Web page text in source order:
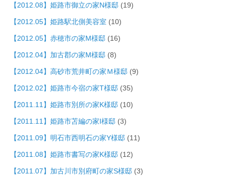
【2012.08】姫路市御立の家N様邸 (19)
【2012.05】姫路駅北側美容室 (10)
【2012.05】赤穂市の家M様邸 (16)
【2012.04】加古郡の家M様邸 (8)
【2012.04】高砂市荒井町の家Ｍ様邸 (9)
【2012.02】姫路市今宿の家T様邸 (35)
【2011.11】姫路市別所の家K様邸 (10)
【2011.11】姫路市苫編の家I様邸 (3)
【2011.09】明石市西明石の家Y様邸 (11)
【2011.08】姫路市書写の家K様邸 (12)
【2011.07】加古川市別府町の家S様邸 (3)